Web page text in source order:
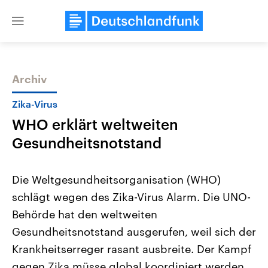
Close
Themen
Landtagswahl Sachsen-Anhalt
2026
Alle Informationen
Sachsen-Anhalt wählt am 6.
September 2026 einen neuen
Landtag. Seit 2021 wird das
Bundesland von einer Koalition aus
Hintergründe
Wirtschaftlich und
gehören die Vereinigten
den mächtigsten Ländern
mit großem Einfluss auf
Archiv
Zika-Virus
WHO erklärt weltweiten
Gesundheitsnotstand
Die Weltgesundheitsorganisation (WHO)
schlägt wegen des Zika-Virus Alarm. Die UNO-
Behörde hat den weltweiten
Gesundheitsnotstand ausgerufen, weil sich der
Krankheitserreger rasant ausbreite. Der Kampf